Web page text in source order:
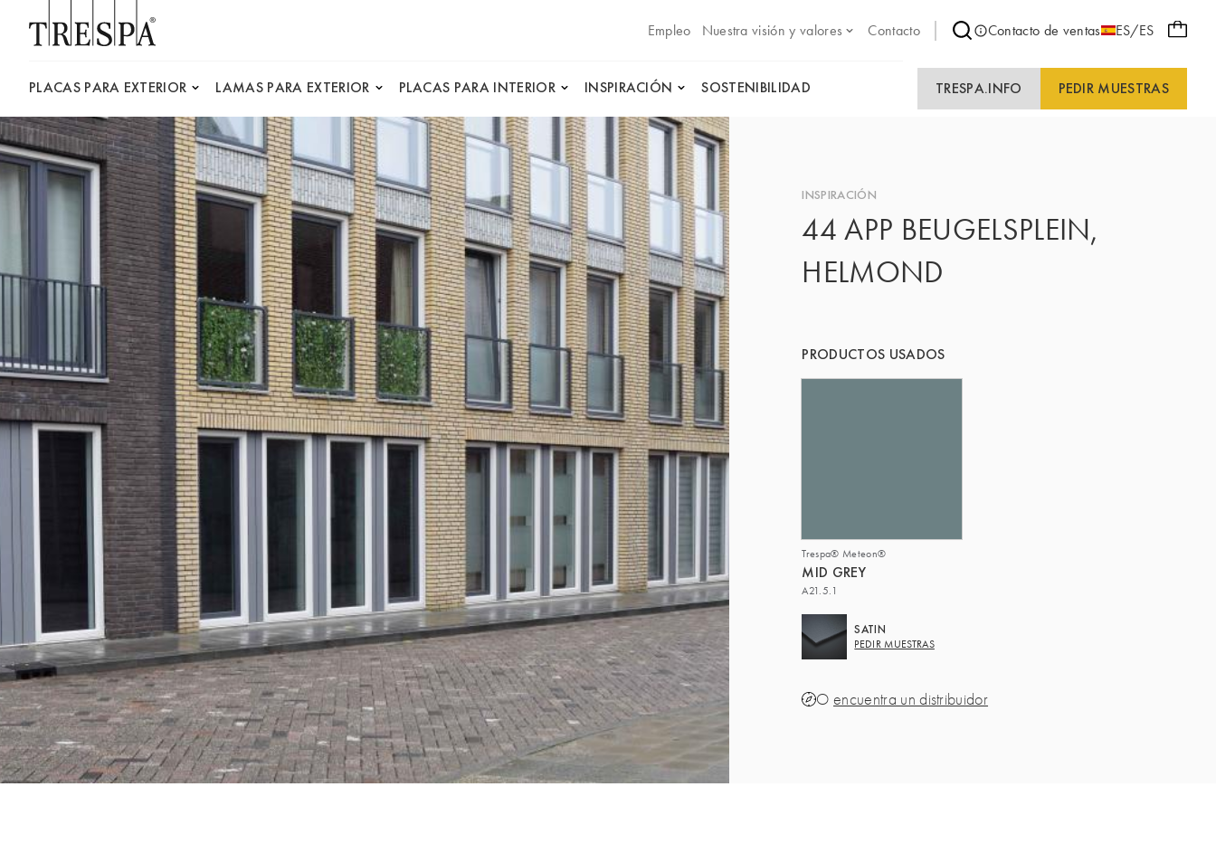
Empleo
Nuestra visión y valores Contacto Contacto de ventas ES/ES
PLACAS PARA EXTERIOR LAMAS PARA EXTERIOR PLACAS PARA INTERIOR INSPIRACIÓN SOSTENIBILIDAD TRESPA.INFO PEDIR MUESTRAS
INSPIRACIÓN
44 APP BEUGELSPLEIN,
HELMOND
PRODUCTOS USADOS
Trespa® Meteon®
MID GREY
A21.5.1
SATIN
PEDIR MUESTRAS
Oencuentra un distribuidor